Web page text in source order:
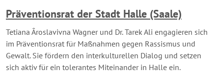
Präventionsrat der Stadt Halle (Saale)
Tetiana Âroslavivna Wagner und Dr. Tarek Ali engagieren sich
im Präventionsrat für Maßnahmen gegen Rassismus und
Gewalt. Sie fördern den interkulturellen Dialog und setzen
sich aktiv für ein tolerantes Miteinander in Halle ein​.